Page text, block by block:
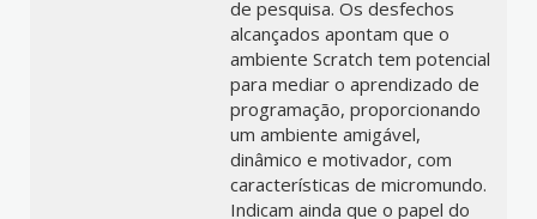
de pesquisa. Os desfechos
alcançados apontam que o
ambiente Scratch tem potencial
para mediar o aprendizado de
programação, proporcionando
um ambiente amigável,
dinâmico e motivador, com
características de micromundo.
Indicam ainda que o papel do